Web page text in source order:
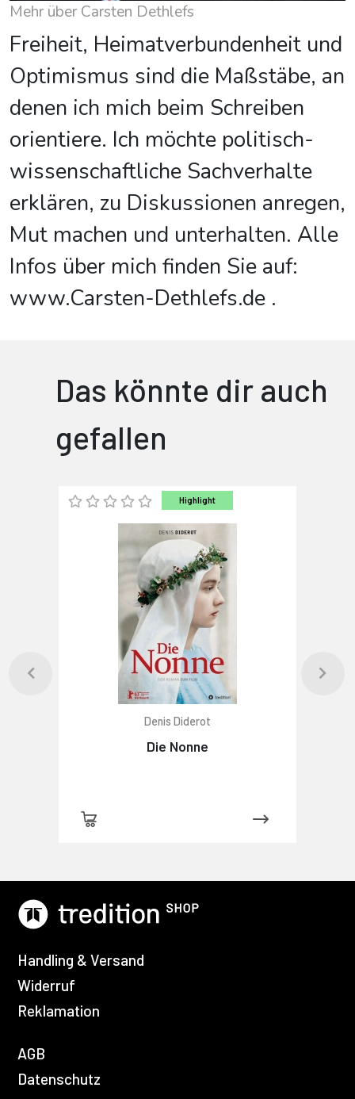
Mehr über Carsten Dethlefs
Freiheit, Heimatverbundenheit und
Optimismus sind die Maßstäbe, an
denen ich mich beim Schreiben
orientiere. Ich möchte politisch-
wissenschaftliche Sachverhalte
erklären, zu Diskussionen anregen,
Mut machen und unterhalten. Alle
Infos über mich finden Sie auf:
www.Carsten-Dethlefs.de .
Das könnte dir auch
gefallen
Highlight
Denis Diderot
Die Nonne
Handling & Versand
Widerruf
Reklamation
AGB
Datenschutz